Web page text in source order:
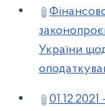
України